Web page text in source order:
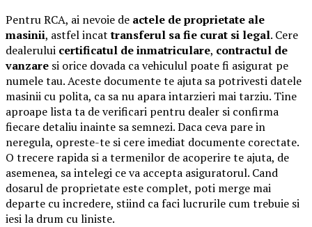
Pentru RCA, ai nevoie de actele de proprietate ale
masinii, astfel incattransferul sa fie curat si legal. Cere
dealerului certificatul de inmatriculare, contractul de
vanzare si orice dovada ca vehiculul poate fi asigurat pe
numele tau. Aceste documente te ajuta sa potrivesti datele
masinii cu polita, ca sa nu apara intarzieri mai tarziu. Tine
aproape lista ta de verificari pentru dealer si confirma
fiecare detaliu inainte sa semnezi. Daca ceva pare in
neregula, opreste-te si cere imediat documente corectate.
O trecere rapida si a termenilor de acoperire te ajuta, de
asemenea, sa intelegi ce va accepta asiguratorul. Cand
dosarul de proprietate este complet, poti merge mai
departe cu incredere, stiind ca faci lucrurile cum trebuie si
iesi la drum cu liniste.